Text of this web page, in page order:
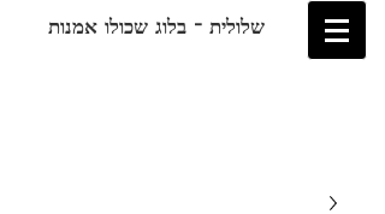
שלולית - בלוג שכולו אמנות